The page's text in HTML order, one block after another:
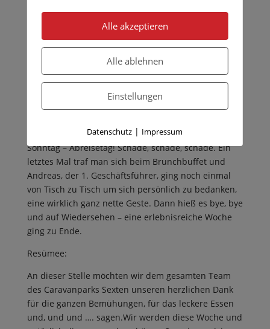
Dankeschön für ihre umsichtigen Führungen und
dass sie immer ein Auge darauf hatten, dass ja
keiner zu Schaden kam. Danach konnten wir dem
angesagten Pilzessen unsere Aufmerksamkeit
schenken. Vielen Dank für dieses exellentes Menü –
Danach wurde der Tag noch mit einer
Fackelwanderung durch den Wald vollendet.
Sonntag – Abreisetag! Schade, schade, schade. Ein
letztes Mal traf man sich beim Brunchbuffet und
Andreas, der 1. Geschäftsführer, ging noch einmal
von Tisch zu Tisch um sich persönlich zu bedanken,
eine wirklich ganz nette Geste. Dann hieß es bye, bye
und auf Wiedersehen – eine erlebnisreiche Woche
ging zu Ende.
Resümee:
An dieser Stelle möchten wir dem gesamten Team
des Caravanparks Sexten unseren herzlichen Dank
für die ganzen Bemühungen, für das leckere Essen
und, und und …. sagen.Wir werden diese Woche und
Alle akzeptieren
Alle ablehnen
Einstellungen
Datenschutz | Impressum